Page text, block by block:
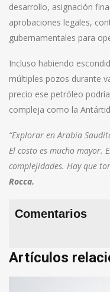
desarrollo, asignación
aprobaciones legales,
gubernamentales para
Incluso habiendo
múltiples pozos durante
precio ese petróleo
compleja como la
“Explorar en Arabia
El costo es mucho mayor.
complejidades. Hay que
Rocca.
Comentarios
Artículos